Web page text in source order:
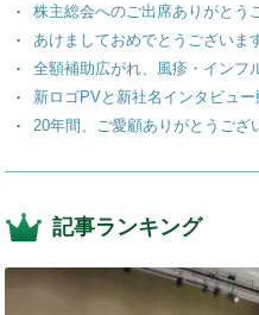
k
株主総会へのご出席ありがとう
あけましておめでとうございま
全額補助広がれ、風疹・インフ
新ロゴPVと新社名インタビュー
20年間、ご愛顧ありがとうござ
記事ランキング